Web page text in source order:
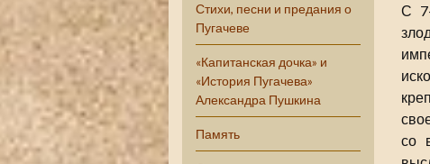
Стихи, песни и предания о
Пугачеве
«Капитанская дочка» и
«История Пугачева»
Александра Пушкина
Память
С
со